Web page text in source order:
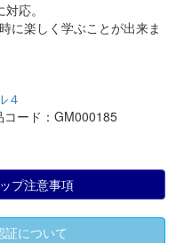
対応。
に楽しく学ぶことが出来ま
４
ード：GM000185
プ注意事項
証について